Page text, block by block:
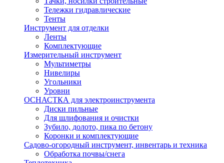
Тележки гидравлические
Тенты
Инструмент для отделки
Ленты
Комплектующие
Измерительный инструмент
Мультиметры
Нивелиры
Угольники
Уровни
ОСНАСТКА для электроинструмента
Диски пильные
Для шлифования и очистки
Зубило, долото, пика по бетону
Коронки и комплектующие
Садово-огородный инструмент, инвентарь и техника
Обработка почвы/снега